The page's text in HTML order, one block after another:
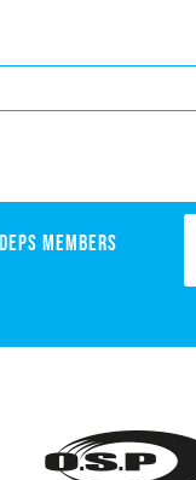
DEPS MEMBERS